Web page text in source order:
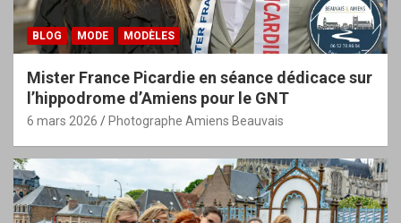
BLOG MODE MODÈLES
Mister France Picardie en séance dédicace sur
l’hippodrome d’Amiens pour le GNT
6 mars 2026 Photographe Amiens Beauvais